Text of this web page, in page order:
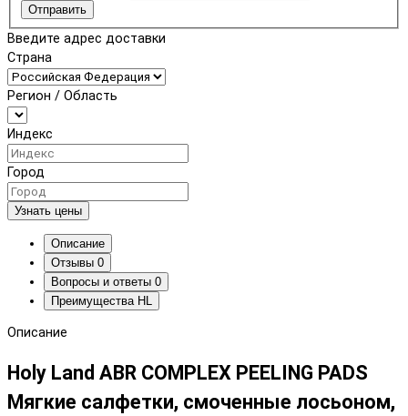
Отправить
Введите адрес доставки
Страна
Регион / Область
Индекс
Город
Узнать цены
Описание
Отзывы 0
Вопросы и ответы 0
Преимущества HL
Описание
Holy Land ABR COMPLEX PEELING PADS
Мягкие салфетки, смоченные лосьоном,